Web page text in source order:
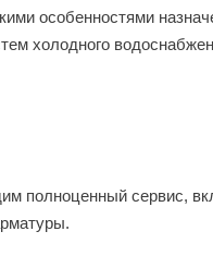
особенностями
холодного
полноценный сервис,